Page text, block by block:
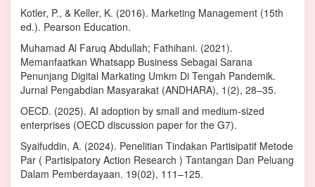
Kotler, P., & Keller, K. (2016). Marketing Management (15th
ed.). Pearson Education.
Muhamad Al Faruq Abdullah; Fathihani. (2021).
Memanfaatkan Whatsapp Business Sebagai Sarana
Penunjang Digital Markating Umkm Di Tengah Pandemik.
Jurnal Pengabdian Masyarakat (ANDHARA), 1(2), 28–35.
OECD. (2025). AI adoption by small and medium‑sized
enterprises (OECD discussion paper for the G7).
Syaifuddin, A. (2024). Penelitian Tindakan Partisipatif Metode
Par ( Partisipatory Action Research ) Tantangan Dan Peluang
Dalam Pemberdayaan. 19(02), 111–125.